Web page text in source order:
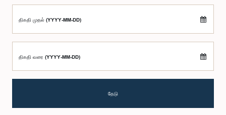
திகதி முதல் (YYYY-MM-DD)
திகதி வரை (YYYY-MM-DD)
தேடு